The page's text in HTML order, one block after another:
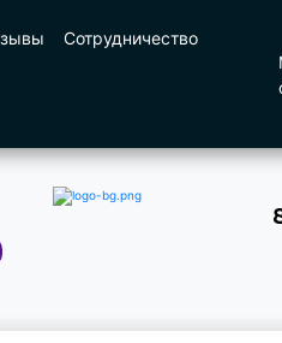
Сотрудничество